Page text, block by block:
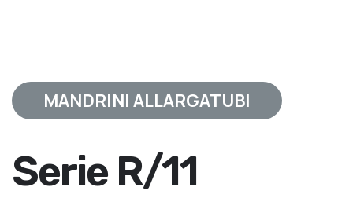
MANDRINI ALLARGATUBI
Serie R/11